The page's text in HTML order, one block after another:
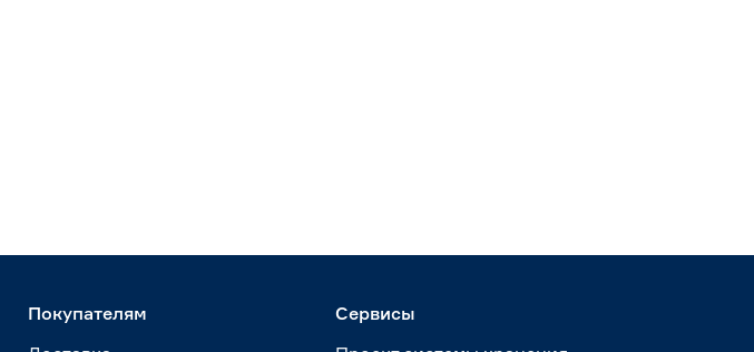
Покупателям
Сервисы